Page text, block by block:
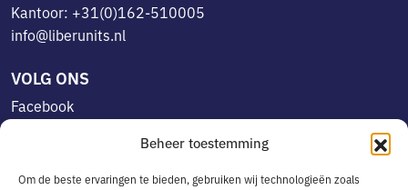
Beheer toestemming
Om de beste ervaringen te bieden, gebruiken wij technologieën zoals
Kantoor: +31(0)162-510005
info@liberunits.nl
VOLG ONS
Facebook